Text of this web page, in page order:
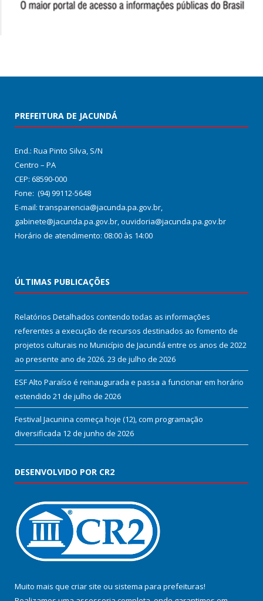
PREFEITURA DE JACUNDÁ
End.: Rua Pinto Silva, S/N
Centro – PA
CEP: 68590-000
Fone: (94) 99112-5648
E-mail: transparencia@jacunda.pa.gov.br,
gabinete@jacunda.pa.gov.br, ouvidoria@jacunda.pa.gov.br
Horário de atendimento: 08:00 às 14:00
ÚLTIMAS PUBLICAÇÕES
Relatórios Detalhados contendo todas as informações
referentes a execução de recursos destinados ao fomento de
projetos culturais no Município de Jacundá entre os anos de 2022
ao presente ano de 2026. 23 de julho de 2026
ESF Alto Paraíso é reinaugurada e passa a funcionar em horário
estendido 21 de julho de 2026
Festival Jacunina começa hoje (12), com programação
diversificada 12 de junho de 2026
DESENVOLVIDO POR CR2
Muito mais que criar site ou sistema para prefeituras!